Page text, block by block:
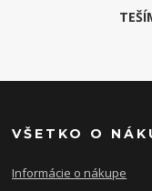
VŠETKO O
Informácie o nákupe